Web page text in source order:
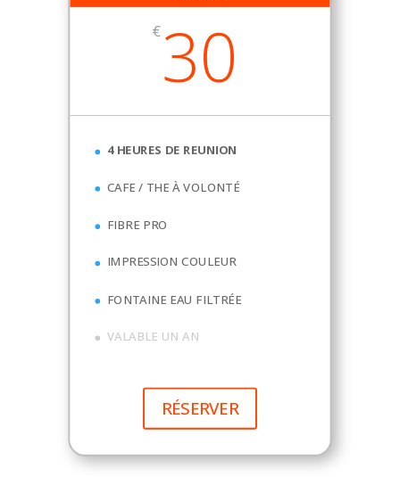
€30
4 HEURES DE REUNION
CAFE / THE À VOLONTÉ
FIBRE PRO
IMPRESSION COULEUR
FONTAINE EAU FILTRÉE
VALABLE UN AN
RÉSERVER